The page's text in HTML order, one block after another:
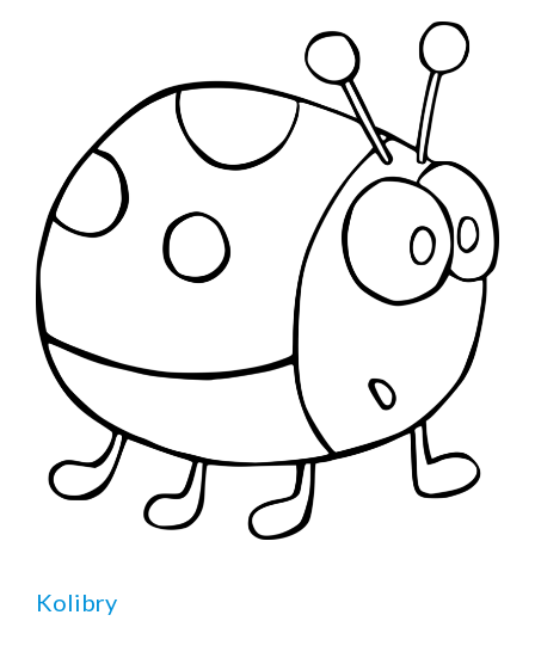
Kolibry